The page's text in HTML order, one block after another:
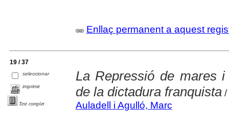
Enllaç permanent a aquest
19 / 37
seleccionar
imprimir
Text complet
La Repressió de mares
de la dictadura franquista/
Auladell i Agulló, Marc